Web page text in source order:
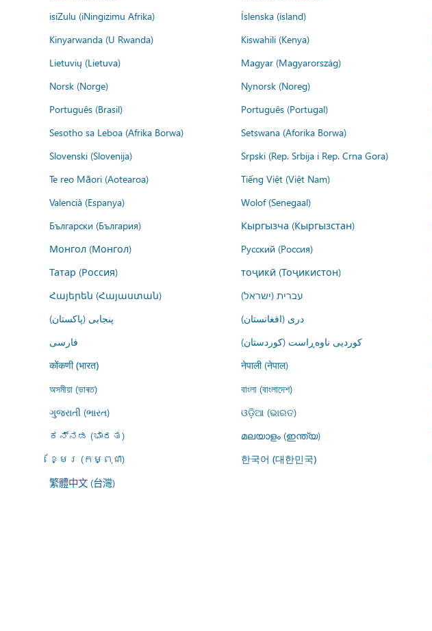
isiZulu (iNingizimu Afrika)
Íslenska (ísland)
Kinyarwanda (U Rwanda)
Kiswahili (Kenya)
Lietuvių (Lietuva)
Magyar (Magyarország)
Norsk (Norge)
Nynorsk (Noreg)
Português (Brasil)
Português (Portugal)
Sesotho sa Leboa (Afrika Borwa)
Setswana (Aforika Borwa)
Slovenski (Slovenija)
Srpski (Rep. Srbija i Rep. Crna Gora)
Te reo Māori (Aotearoa)
Tiếng Việt (Việt Nam)
Valencià (Espanya)
Wolof (Senegaal)
Български (България)
Кыргызча (Кыргызстан)
Монгол (Монгол)
Русский (Россия)
Татар (Россия)
тоҷикӣ (Тоҷикистон)
Հայերեն (Հայաստան)
עברית (ישראל)
پنجابی (پاکستان)
درى (افغانستان)
فارسى
کوردیی ناوەڕاست (کوردستان)
कोंकणी (भारत) नेपाली (नेपाल)
অসমীয়া (ভাৰত) বাংলা (বাংলাদেশ)
ગુજરાતી (ભારત)
ଓଡ଼ିଆ (ଭାରତ)
ಕನ್ನಡ (ಭಾರತ)
മലയാളം (ഇന്ത്യ)
ខ្មែរ (កម្ពុជា)
한국어 (대한민국)
繁體中文 (台灣)